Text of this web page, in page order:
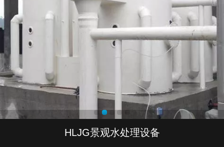
HLJG景观水处理设备